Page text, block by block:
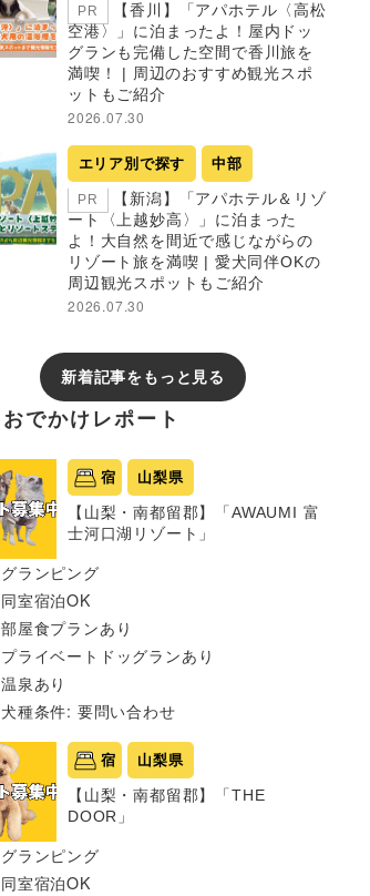
PR
【香川】「アパホテル〈高松
空港〉」に泊まったよ！屋内ドッ
グランも完備した空間で香川旅を
満喫！ | 周辺のおすすめ観光スポ
ットもご紹介
2026.07.30
エリア別で探す 中部
PR
【新潟】「アパホテル＆リゾ
ート〈上越妙高〉」に泊まった
よ！大自然を間近で感じながらの
リゾート旅を満喫 | 愛犬同伴OKの
周辺観光スポットもご紹介
2026.07.30
新着記事をもっと見る
おでかけレポート
宿 山梨県
【山梨・南都留郡】「AWAUMI 富
士河口湖リゾート」
グランピング
同室宿泊OK
部屋食プランあり
プライベートドッグランあり
温泉あり
犬種条件: 要問い合わせ
宿 山梨県
【山梨・南都留郡】「THE
DOOR」
グランピング
同室宿泊OK